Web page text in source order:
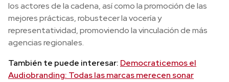
los actores de la cadena, así como la promoción de las
mejores prácticas, robustecer la vocería y
representatividad, promoviendo la vinculación de más
agencias regionales.
También te puede interesar: Democraticemos el
Audiobranding: Todas las marcas merecen sonar